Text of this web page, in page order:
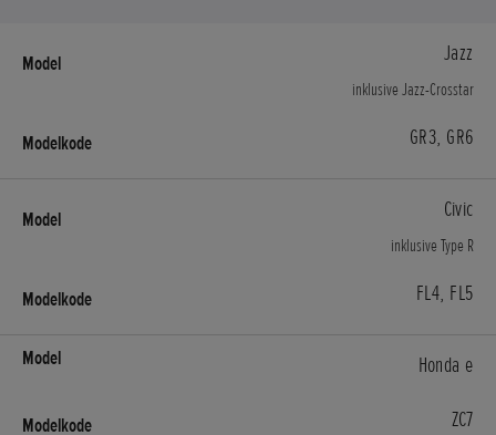
Jazz
inklusive Jazz-Crosstar
GR3, GR6
Civic
inklusive Type R
FL4, FL5
Honda e
ZC7